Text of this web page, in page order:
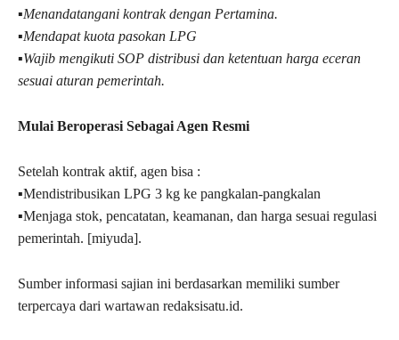
▪︎Menandatangani kontrak dengan Pertamina.
▪︎Mendapat kuota pasokan LPG
▪︎Wajib mengikuti SOP distribusi dan ketentuan harga eceran
sesuai aturan pemerintah.
Mulai Beroperasi Sebagai Agen Resmi
Setelah kontrak aktif, agen bisa :
▪︎Mendistribusikan LPG 3 kg ke pangkalan-pangkalan
▪︎Menjaga stok, pencatatan, keamanan, dan harga sesuai regulasi
pemerintah. [miyuda].
Sumber informasi sajian ini berdasarkan memiliki sumber
terpercaya dari wartawan redaksisatu.id.